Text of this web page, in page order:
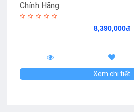
Chính Hãng
8,390,000đ
Xem chi tiết